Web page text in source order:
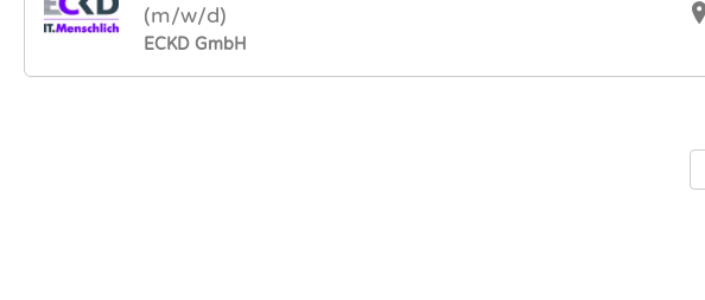
(m/w/d)
ECKD GmbH